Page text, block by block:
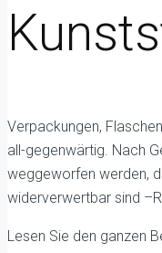
Verpackungen,
all-gegenwärtig. Nach
weggeworfen werden,
widerverwertbar sind
Lesen Sie den ganzen